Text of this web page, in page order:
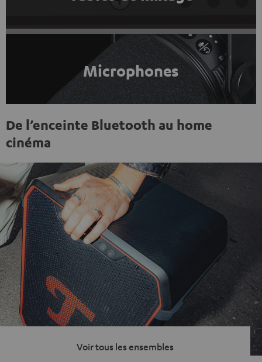
Microphones
De l’enceinte Bluetooth au home
cinéma
Voir tous les ensembles